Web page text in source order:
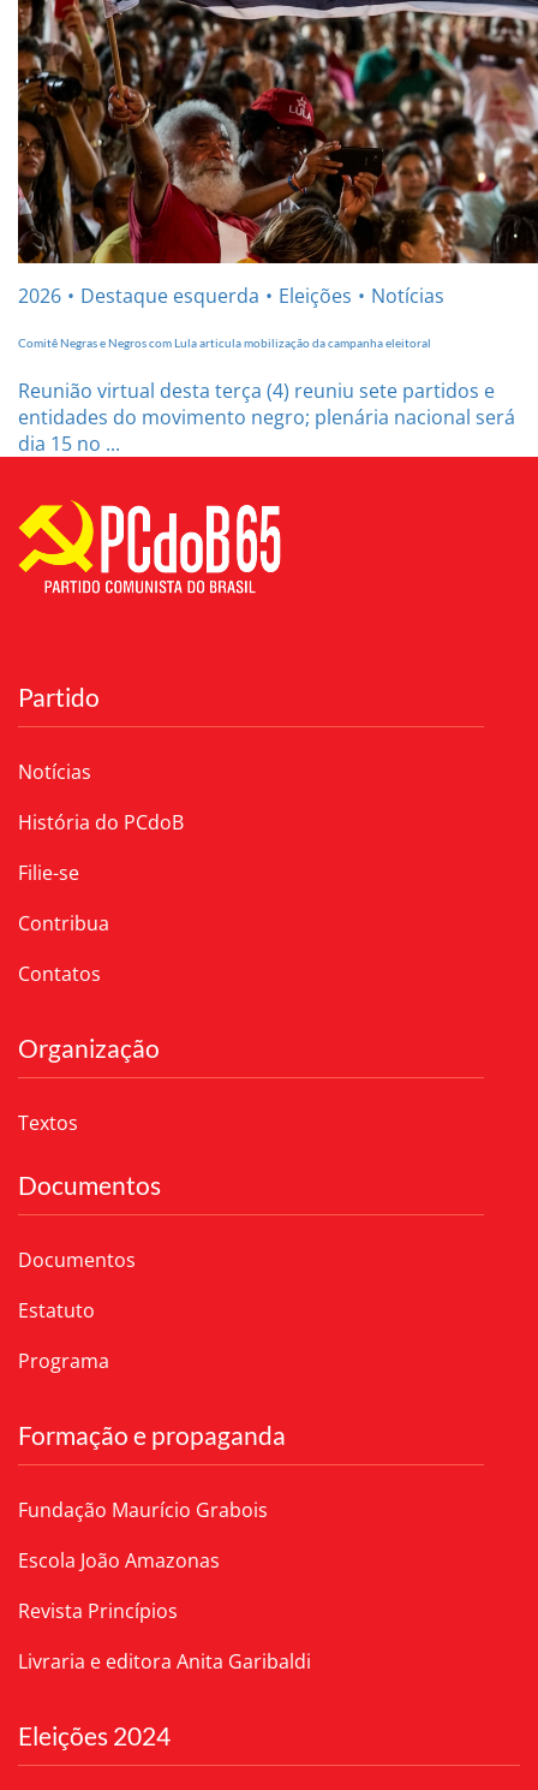
2026 Destaque esquerda Eleições Notícias
Comitê Negras e Negros com Lula articula mobilização da campanha eleitoral
Reunião virtual desta terça (4) reuniu sete partidos e
entidades do movimento negro; plenária nacional será
dia 15 no ...
Partido
Notícias
História do PCdoB
Filie-se
Contribua
Contatos
Organização
Textos
Documentos
Documentos
Estatuto
Programa
Formação e propaganda
Fundação Maurício Grabois
Escola João Amazonas
Revista Princípios
Livraria e editora Anita Garibaldi
Eleições 2024